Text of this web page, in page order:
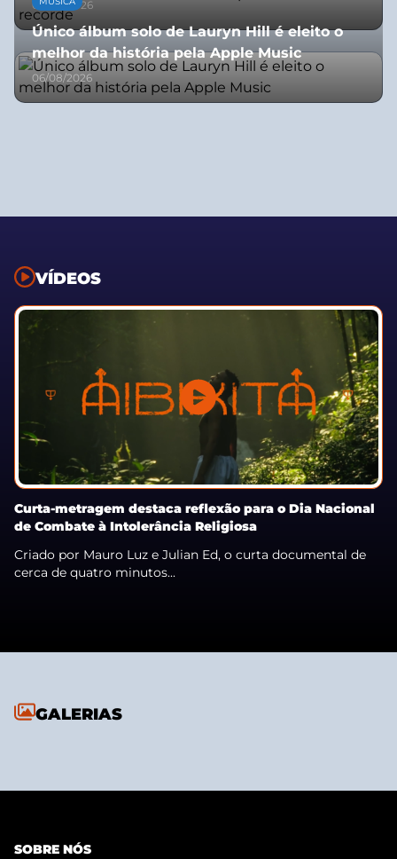
04/08/2026
Único álbum solo de Lauryn Hill é eleito o
melhor da história pela Apple Music
06/08/2026
VÍDEOS
Curta-metragem destaca reflexão para o Dia Nacional
de Combate à Intolerância Religiosa
Criado por Mauro Luz e Julian Ed, o curta documental de
cerca de quatro minutos...
GALERIAS
SOBRE NÓS